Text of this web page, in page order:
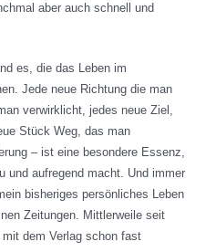
aber auch schnell und
es, die das Leben im
Jede neue Richtung die man
verwirklicht, jedes neue Ziel,
Stück Weg, das man
– ist eine besondere Essenz,
und aufregend macht. Und immer
bisheriges persönliches Leben
Zeitungen. Mittlerweile seit
dem Verlag schon fast